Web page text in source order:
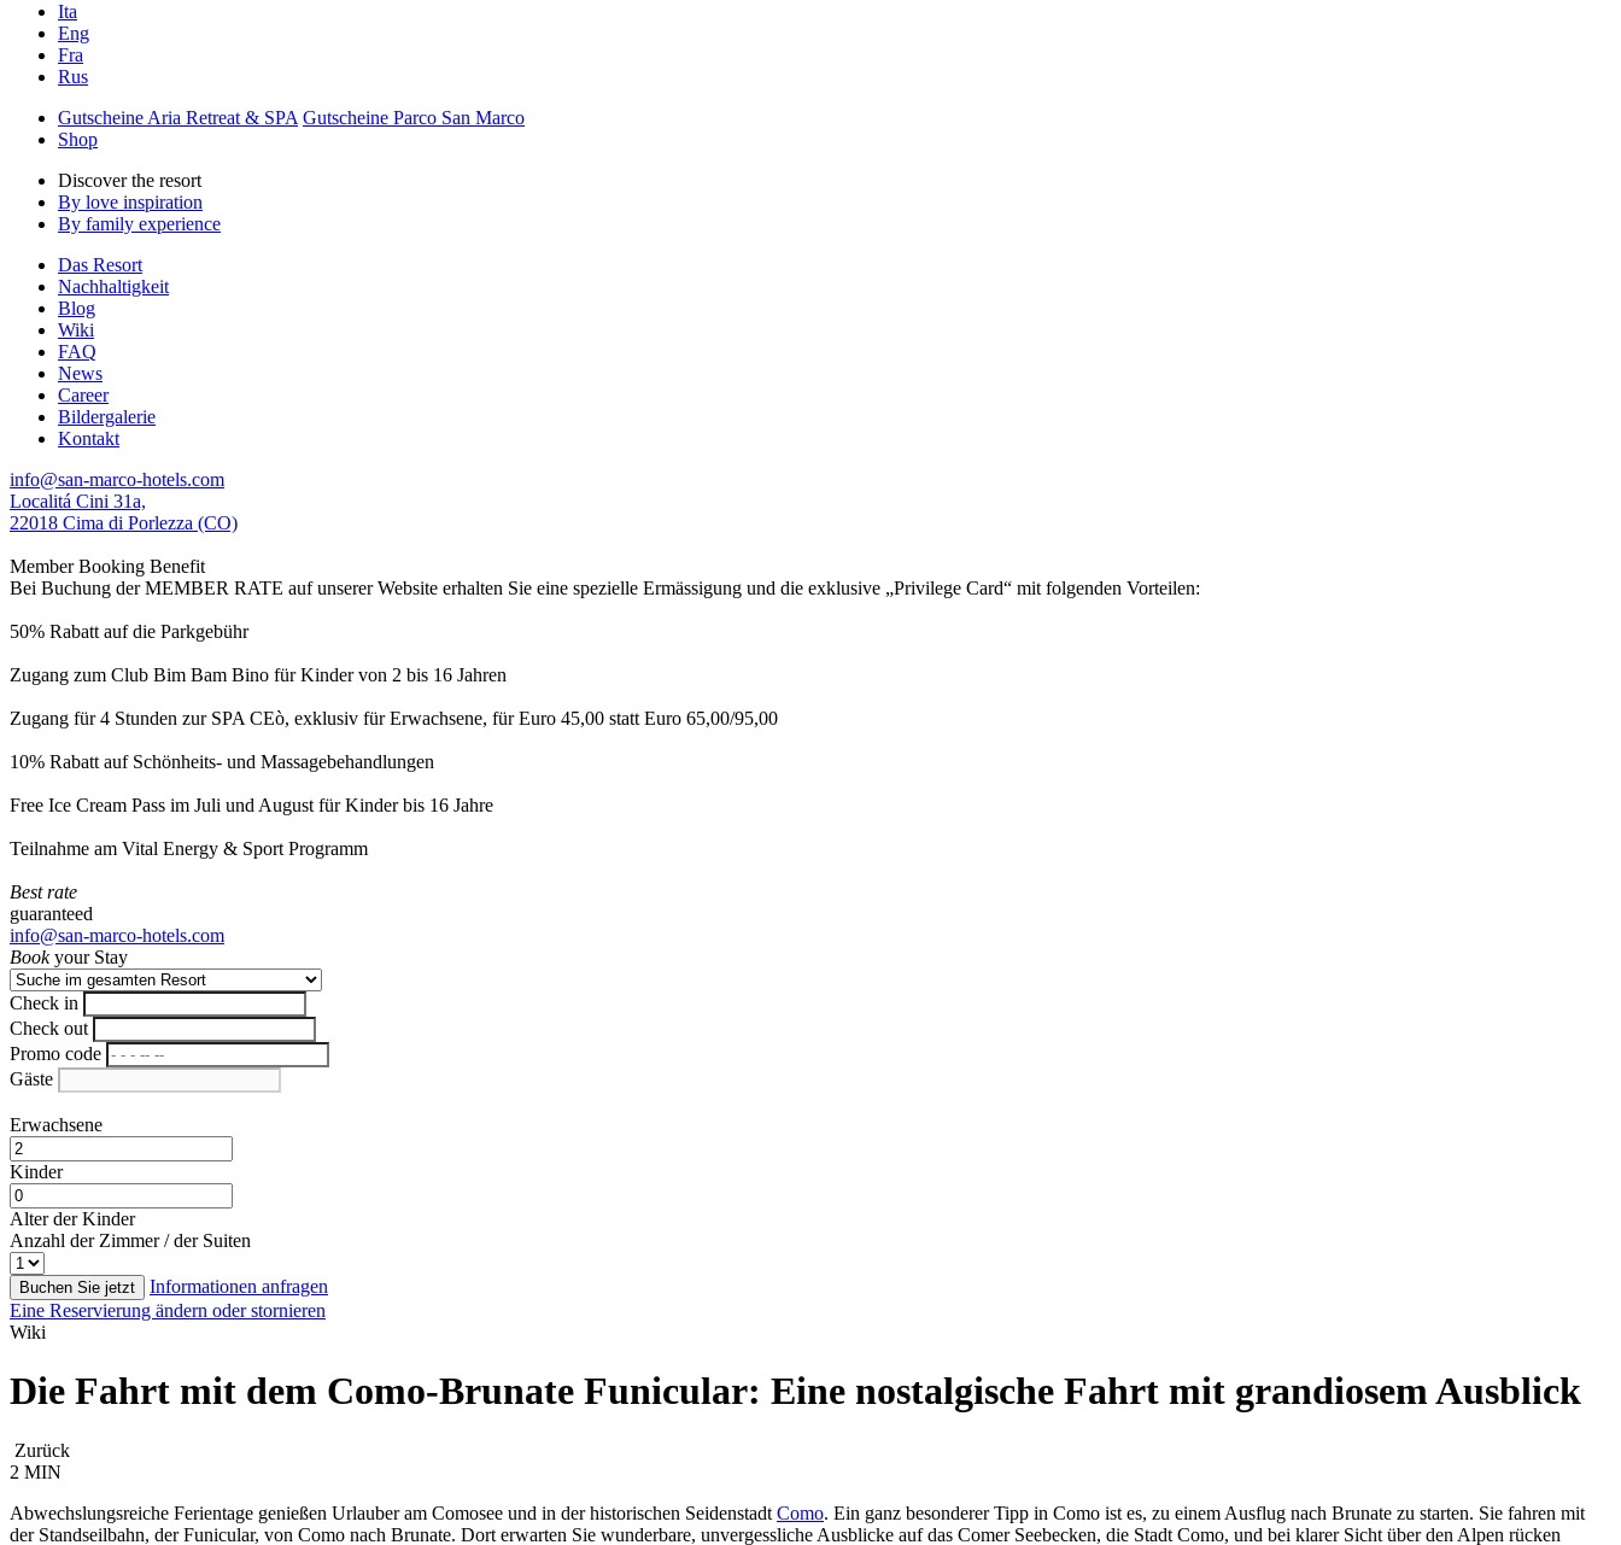
Ita
Eng
Fra
Rus
Gutscheine Aria Retreat & SPA Gutscheine Parco San Marco
Shop
Discover the resort
By love inspiration
By family experience
Das Resort
Nachhaltigkeit
Blog
Wiki
FAQ
News
Career
Bildergalerie
Kontakt
info@san-marco-hotels.com
Localitá Cini 31a,
22018 Cima di Porlezza (CO)
Member Booking Benefit
Bei Buchung der MEMBER RATE auf unserer Website erhalten Sie eine spezielle Ermässigung und die exklusive „Privilege Card“ mit folgenden Vorteilen:
50% Rabatt auf die Parkgebühr
Zugang zum Club Bim Bam Bino für Kinder von 2 bis 16 Jahren
Zugang für 4 Stunden zur SPA CEò, exklusiv für Erwachsene, für Euro 45,00 statt Euro 65,00/95,00
10% Rabatt auf Schönheits- und Massagebehandlungen
Free Ice Cream Pass im Juli und August für Kinder bis 16 Jahre
Teilnahme am Vital Energy & Sport Programm
Best rate
guaranteed
info@san-marco-hotels.com
Bookyour Stay
Check in
Check out
Promo code
Gäste
Erwachsene
Kinder
Alter der Kinder
Anzahl der Zimmer / der Suiten
Buchen Sie jetzt
Informationen anfragen
Eine Reservierung ändern oder stornieren
Wiki
Die Fahrt mit dem Como-Brunate Funicular: Eine nostalgische Fahrt mit grandiosem Ausblick
Zurück
2 MIN
Abwechslungsreiche Ferientage genießen Urlauber am Comosee und in der historischen Seidenstadt Como. Ein ganz besonderer Tipp in Como ist es, zu einem Ausflug nach Brunate zu starten. Sie fahren mit
der Standseilbahn, der Funicular, von Como nach Brunate. Dort erwarten Sie wunderbare, unvergessliche Ausblicke auf das Comer Seebecken, die Stadt Como, und bei klarer Sicht über den Alpen rücken